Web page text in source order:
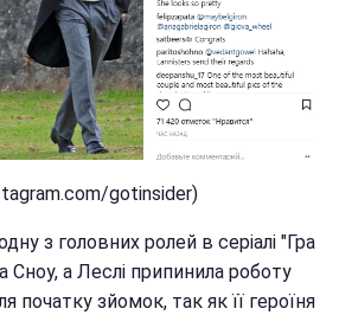
gotinsider)
з головних ролей в серіалі "Гра
Сноу, а Леслі припинила роботу
початку зйомок, так як її героїня